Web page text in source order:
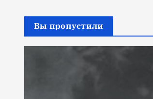
Вы пропустили